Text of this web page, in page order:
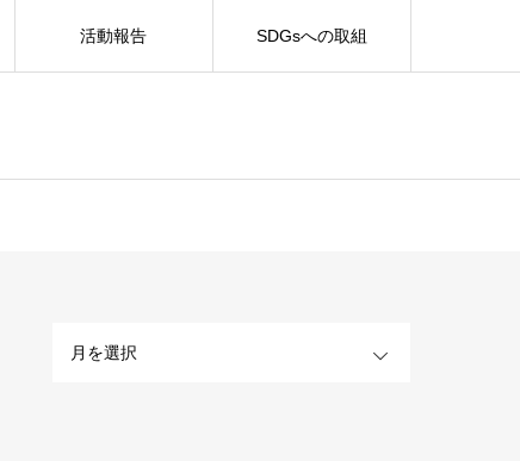
活動報告 SDGsへの取組